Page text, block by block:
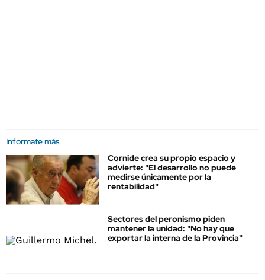
Informate más
Cornide crea su propio espacio y
advierte: "El desarrollo no puede
medirse únicamente por la
rentabilidad"
Sectores del peronismo piden
mantener la unidad: "No hay que
exportar la interna de la Provincia"